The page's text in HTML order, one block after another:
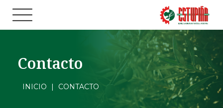
Contacto
INICIO | CONTACTO